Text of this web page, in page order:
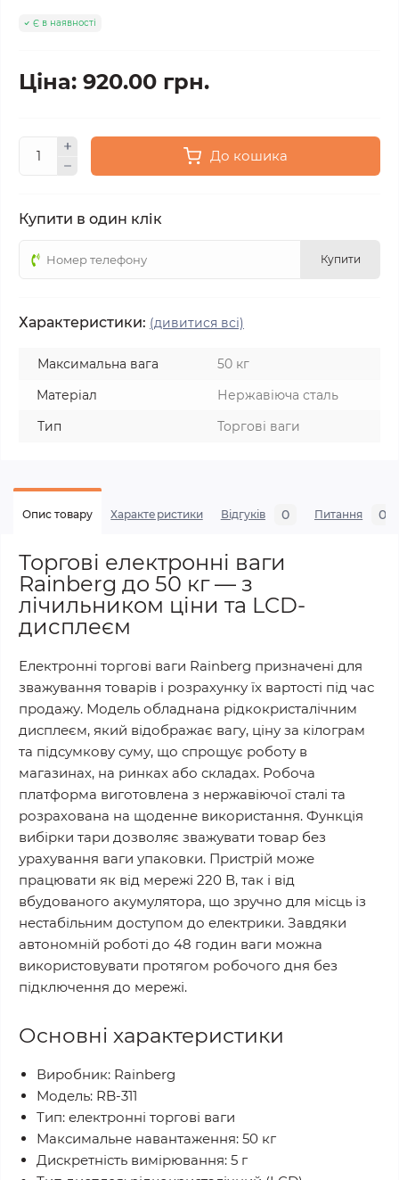
Є в наявності
Ціна: 920.00 грн.
До кошика
Купити в один клік
Купити
Характеристики: (дивитися всі)
Максимальна вага
50 кг
Матеріал
Нержавіюча сталь
Тип
Торгові ваги
Опис товару Характеристики Відгуків 0 Питання 0
Торгові електронні ваги
Rainberg до 50 кг — з
лічильником ціни та LCD-
дисплеєм
Електронні торгові ваги Rainberg призначені для
зважування товарів і розрахунку їх вартості під час
продажу. Модель обладнана рідкокристалічним
дисплеєм, який відображає вагу, ціну за кілограм
та підсумкову суму, що спрощує роботу в
магазинах, на ринках або складах. Робоча
платформа виготовлена з нержавіючої сталі та
розрахована на щоденне використання. Функція
вибірки тари дозволяє зважувати товар без
урахування ваги упаковки. Пристрій може
працювати як від мережі 220 В, так і від
вбудованого акумулятора, що зручно для місць із
нестабільним доступом до електрики. Завдяки
автономній роботі до 48 годин ваги можна
використовувати протягом робочого дня без
підключення до мережі.
Основні характеристики
Виробник: Rainberg
Модель: RB-311
Тип: електронні торгові ваги
Максимальне навантаження: 50 кг
Дискретність вимірювання: 5 г